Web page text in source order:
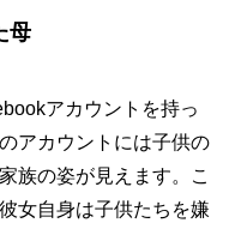
母
アカウントを持っ
アカウントには子供の
族の姿が見えます。こ
女自身は子供たちを嫌